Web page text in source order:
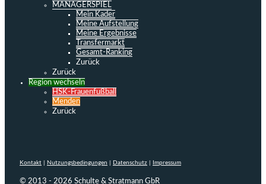
MANAGERSPIEL
Mein Kader
Meine Aufstellung
Meine Ergebnisse
Transfermarkt
Gesamt-Ranking
Zurück
Zurück
Region wechseln
HSK-Frauenfußball
Menden
Zurück
Kontakt Nutzungsbedingungen Datenschutz Impressum
© 2013 - 2026 Schulte & Stratmann GbR